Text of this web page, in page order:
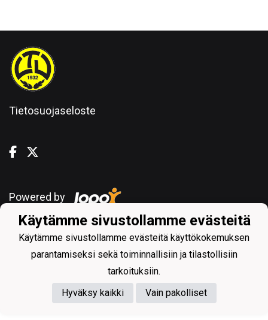
Tietosuojaseloste
Powered by
Käytämme sivustollamme evästeitä
Käytämme sivustollamme evästeitä käyttökokemuksen
parantamiseksi sekä toiminnallisiin ja tilastollisiin
tarkoituksiin.
Hyväksy kaikki
Vain pakolliset